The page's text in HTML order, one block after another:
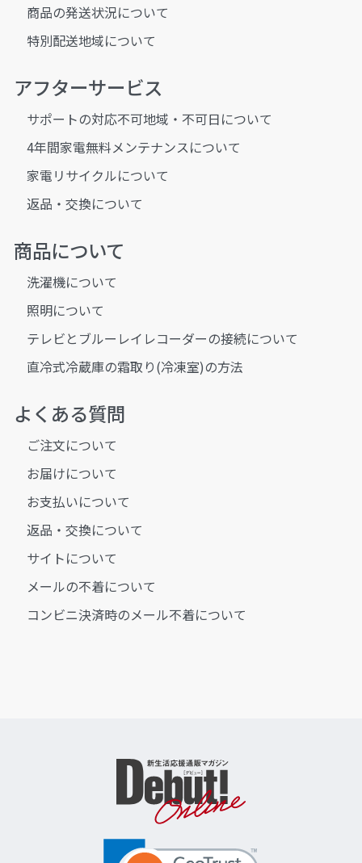
商品の発送状況について
特別配送地域について
アフターサービス
サポートの対応不可地域・不可日について
4年間家電無料メンテナンスについて
家電リサイクルについて
返品・交換について
商品について
洗濯機について
照明について
テレビとブルーレイレコーダーの接続について
直冷式冷蔵庫の霜取り(冷凍室)の方法
よくある質問
ご注文について
お届けについて
お支払いについて
返品・交換について
サイトについて
メールの不着について
コンビニ決済時のメール不着について